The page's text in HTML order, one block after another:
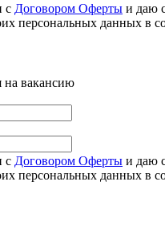
с Договором Оферты и даю
персональных данных в
на вакансию
с Договором Оферты и даю
персональных данных в